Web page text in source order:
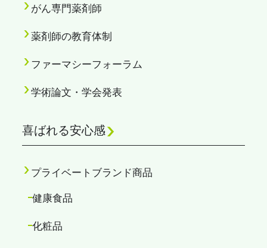
がん専門薬剤師
薬剤師の教育体制
ファーマシーフォーラム
学術論文・学会発表
喜ばれる安心感
プライベートブランド商品
健康食品
化粧品